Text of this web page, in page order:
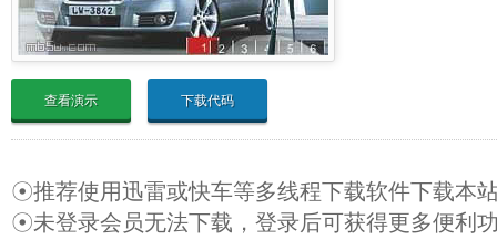
查看演示 下载代码
☉推荐使用迅雷或快车等多线程下载软件下载本
☉未登录会员无法下载，登录后可获得更多便利